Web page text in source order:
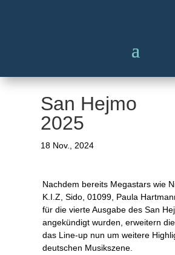
San Hejmo
2025
18 Nov., 2024
Nachdem bereits Megastars wie
K.I.Z, Sido, 01099, Paula
für die vierte Ausgabe des San
angekündigt wurden, erweitern
das Line-up nun um weitere
deutschen Musikszene.